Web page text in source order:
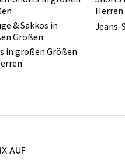
& Sakkos in
Größen
in großen Größen
Herren
Jeans-
AUF